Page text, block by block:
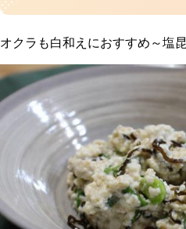
オクラも白和えにおすすめ～塩